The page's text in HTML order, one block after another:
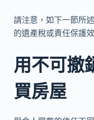
請注意，如下一節所
的遺產稅或責任保護
用不可撤
買房屋